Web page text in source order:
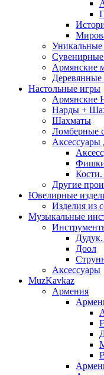
Уникальные
Армянские
Деревянные
Настольные игры
Армянские
Нарды +
Шахматы
Ломберные
Аксессуары
Фишки
Другие
Ювелирные
Изделия из
Музыкальные
Доол
Аксессуары
MuzKavkaz
Армения